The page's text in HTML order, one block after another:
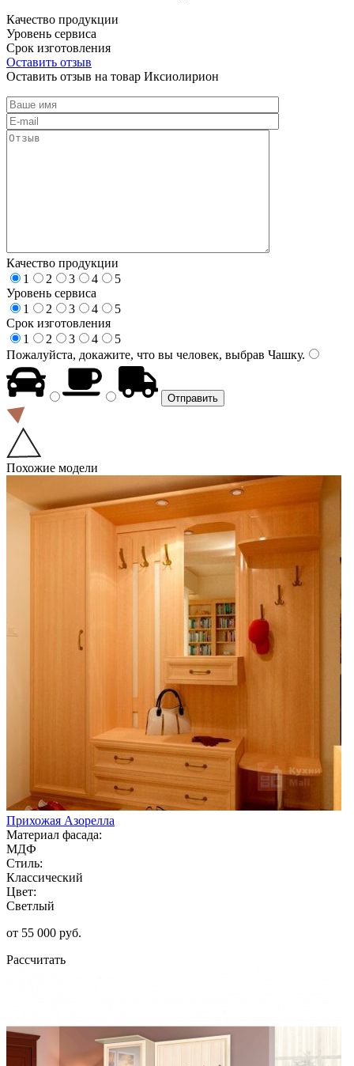
Качество продукции
Уровень сервиса
Срок изготовления
Оставить отзыв
Оставить отзыв на товар Иксиолирион
Качество продукции
1
2 3 4
5
Уровень сервиса
1
2 3 4
5
Срок изготовления
1
2 3 4
5
Пожалуйста, докажите, что вы человек, выбрав Чашку.
Похожие модели
Прихожая Азорелла
Материал фасада:
МДФ
Стиль:
Классический
Цвет:
Светлый
от 55 000 руб.
Рассчитать